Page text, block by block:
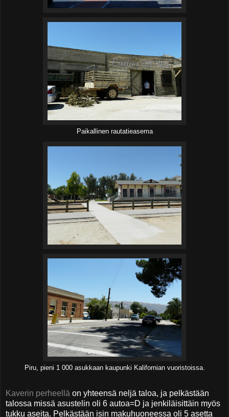
Paikallinen rautatieasema
Piru, pieni 1 000 asukkaan kaupunki Kalifornian vuoristoissa.
Kaverin perheellä on yhteensä neljä taloa, ja pelkästään
talossa missä asustelin oli 6 autoa=D ja jenkiläisittäin myös
tukku aseita. Pelkästään isin makuhuoneessa oli 5 asetta